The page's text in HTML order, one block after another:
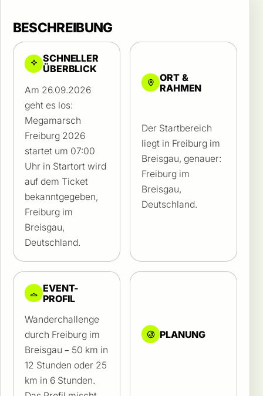
BESCHREIBUNG
SCHNELLER
ÜBERBLICK
Am 26.09.2026
geht es los:
Megamarsch
Freiburg 2026
startet um 07:00
Uhr in Startort wird
auf dem Ticket
bekanntgegeben,
Freiburg im
Breisgau,
Deutschland.
ORT &
RAHMEN
Der Startbereich
liegt in Freiburg im
Breisgau, genauer:
Freiburg im
Breisgau,
Deutschland.
EVENT-
PROFIL
Wanderchallenge
durch Freiburg im
Breisgau – 50 km in
12 Stunden oder 25
km in 6 Stunden.
PLANUNG